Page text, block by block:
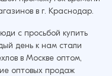
в корзину
Honor 7A / Y5
в г. Краснодар.
с просьбой купить
день к нам стали
в Москве оптом,
оптовых продаж